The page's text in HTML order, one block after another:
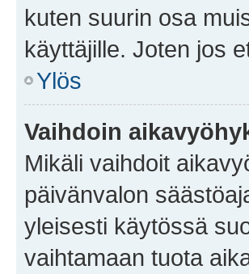
kuten suurin osa
käyttäjille. Joten jos
Ylös
Vaihdoin
Mikäli vaihdoit
päivänvalon
yleisesti käytössä
vaihtamaan tuota